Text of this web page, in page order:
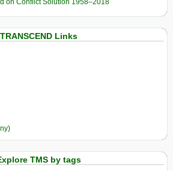
on Conflict Solution 1958–2018
TRANSCEND Links
TMS by tags